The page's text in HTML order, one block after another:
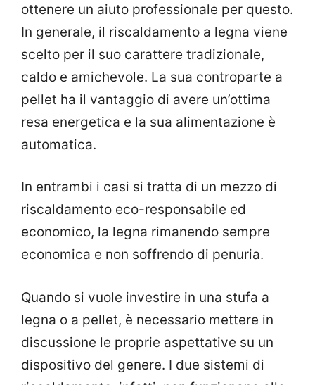
ottenere un aiuto professionale per questo.
In generale, il riscaldamento a legna viene
scelto per il suo carattere tradizionale,
caldo e amichevole. La sua controparte a
pellet ha il vantaggio di avere un’ottima
resa energetica e la sua alimentazione è
automatica.
In entrambi i casi si tratta di un mezzo di
riscaldamento eco-responsabile ed
economico, la legna rimanendo sempre
economica e non soffrendo di penuria.
Quando si vuole investire in una stufa a
legna o a pellet, è necessario mettere in
discussione le proprie aspettative su un
dispositivo del genere. I due sistemi di